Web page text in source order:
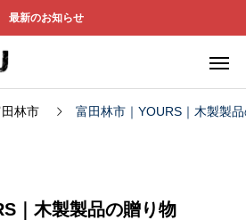
最新のお知らせ
林市 富田林市｜YOURS｜木製製
｜木製製品の贈り物